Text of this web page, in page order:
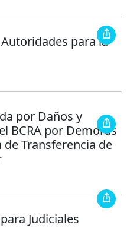
para la
por Daños y
BCRA por Demoras
Transferencia de
Judiciales